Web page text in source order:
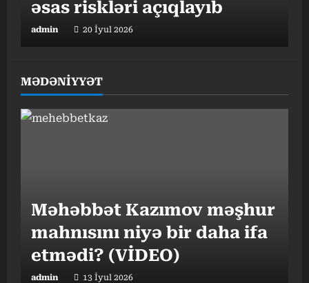
əsas riskləri açıqlayıb
admin 20 İyul 2026
Gündəlik 10 min addım
admin 17 İyul 2026
MƏDƏNİYYƏT
Məhəbbət Kazımov məşhur
mahnısını niyə bir daha ifa
etmədi? (VİDEO)
admin 13 İyul 2026